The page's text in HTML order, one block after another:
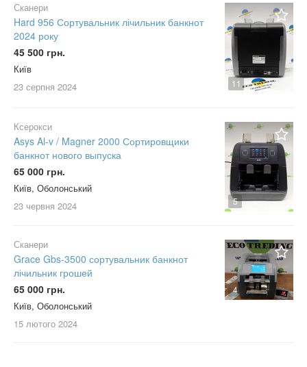
11
Сканери
Hard 956 Сортувальник лічильник банкнот
2024 року
45 500 грн.
Київ
23 серпня 2024
5
Ксерокси
Asys Al-v / Magner 2000 Сортировщики
банкнот нового выпуска
65 000 грн.
Київ, Оболонський
23 червня 2024
4
Сканери
Grace Gbs-3500 сортувальник банкнот
лічильник грошей
65 000 грн.
Київ, Оболонський
15 лютого 2024